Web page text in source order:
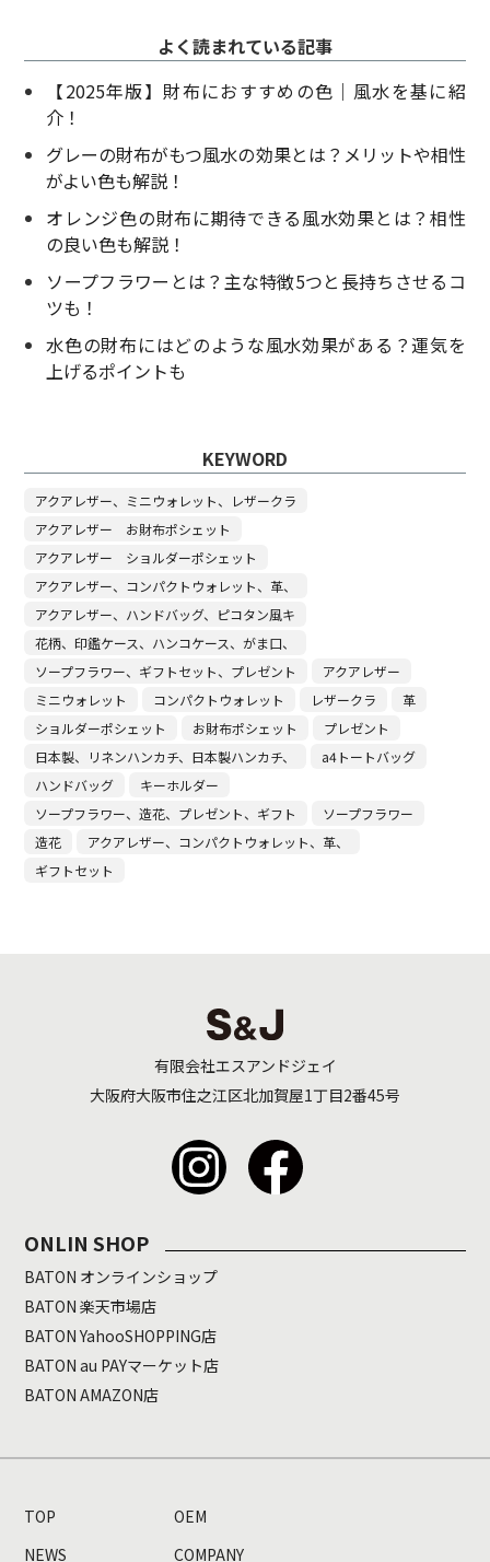
よく読まれている記事
【2025年版】財布におすすめの色｜風水を基に紹
介！
グレーの財布がもつ風水の効果とは？メリットや相性
がよい色も解説！
オレンジ色の財布に期待できる風水効果とは？相性
の良い色も解説！
ソープフラワーとは？主な特徴5つと長持ちさせるコ
ツも！
水色の財布にはどのような風水効果がある？運気を
上げるポイントも
KEYWORD
アクアレザー、ミニウォレット、レザークラ
アクアレザー お財布ポシェット
アクアレザー ショルダーポシェット
アクアレザー、コンパクトウォレット、革、
アクアレザー、ハンドバッグ、ピコタン風キ
花柄、印鑑ケース、ハンコケース、がま口、
ソープフラワー、ギフトセット、プレゼント
アクアレザー
ミニウォレット
コンパクトウォレット レザークラ
革
ショルダーポシェット
お財布ポシェット
プレゼント
日本製、リネンハンカチ、日本製ハンカチ、
a4トートバッグ
ハンドバッグ
キーホルダー
ソープフラワー、造花、プレゼント、ギフト
ソープフラワー
造花
アクアレザー、コンパクトウォレット、革、
ギフトセット
有限会社エスアンドジェイ
大阪府大阪市住之江区北加賀屋1丁目2番45号
ONLIN SHOP
BATON オンラインショップ
BATON 楽天市場店
BATON YahooSHOPPING店
BATON au PAYマーケット店
BATON AMAZON店
TOP
NEWS
OEM
COMPANY